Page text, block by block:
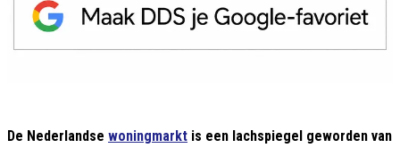
De Nederlandse woningmarkt is een lachspiegel geworden van